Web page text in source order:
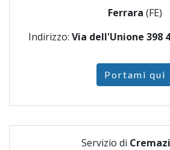
Ferrara (FE)
Indirizzo: Via dell'Unione 398
Portami qui
Servizio di